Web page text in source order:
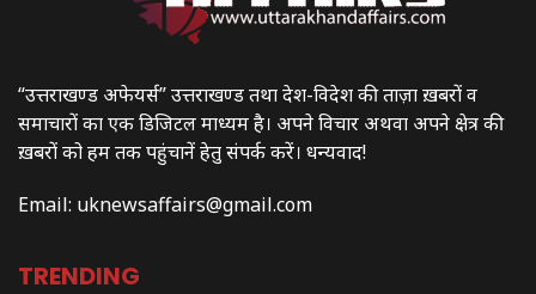
“उत्तराखण्ड अफेयर्स” उत्तराखण्ड तथा देश-विदेश की ताज़ा ख़बरों व
समाचारों का एक डिजिटल माध्यम है। अपने विचार अथवा अपने क्षेत्र की
ख़बरों को हम तक पहुंचानें हेतु संपर्क करें। धन्यवाद!
Email: uknewsaffairs@gmail.com
TRENDING